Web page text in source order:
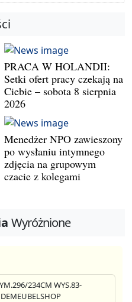
PRACA W HOLANDII:
Setki ofert pracy czekają na
Ciebie – sobota 8 sierpnia
2026
Menedżer NPO zawieszony
po wysłaniu intymnego
zdjęcia na grupowym
czacie z kolegami
Wyróżnione
234CM WYS.83-